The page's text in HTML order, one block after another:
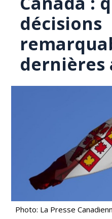
décisions
dernières
Photo: La Presse